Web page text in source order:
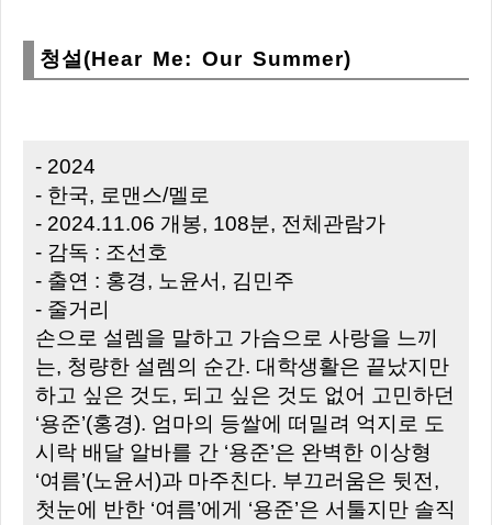
청설(Hear Me: Our Summer)
- 2024
- 한국, 로맨스/멜로
- 2024.11.06 개봉, 108분, 전체관람가
- 감독 : 조선호
- 출연 : 홍경, 노윤서, 김민주
- 줄거리
손으로 설렘을 말하고 가슴으로 사랑을 느끼
는, 청량한 설렘의 순간. 대학생활은 끝났지만
하고 싶은 것도, 되고 싶은 것도 없어 고민하던
‘용준’(홍경). 엄마의 등쌀에 떠밀려 억지로 도
시락 배달 알바를 간 ‘용준’은 완벽한 이상형
‘여름’(노윤서)과 마주친다. 부끄러움은 뒷전,
첫눈에 반한 ‘여름’에게 ‘용준’은 서툴지만 솔직